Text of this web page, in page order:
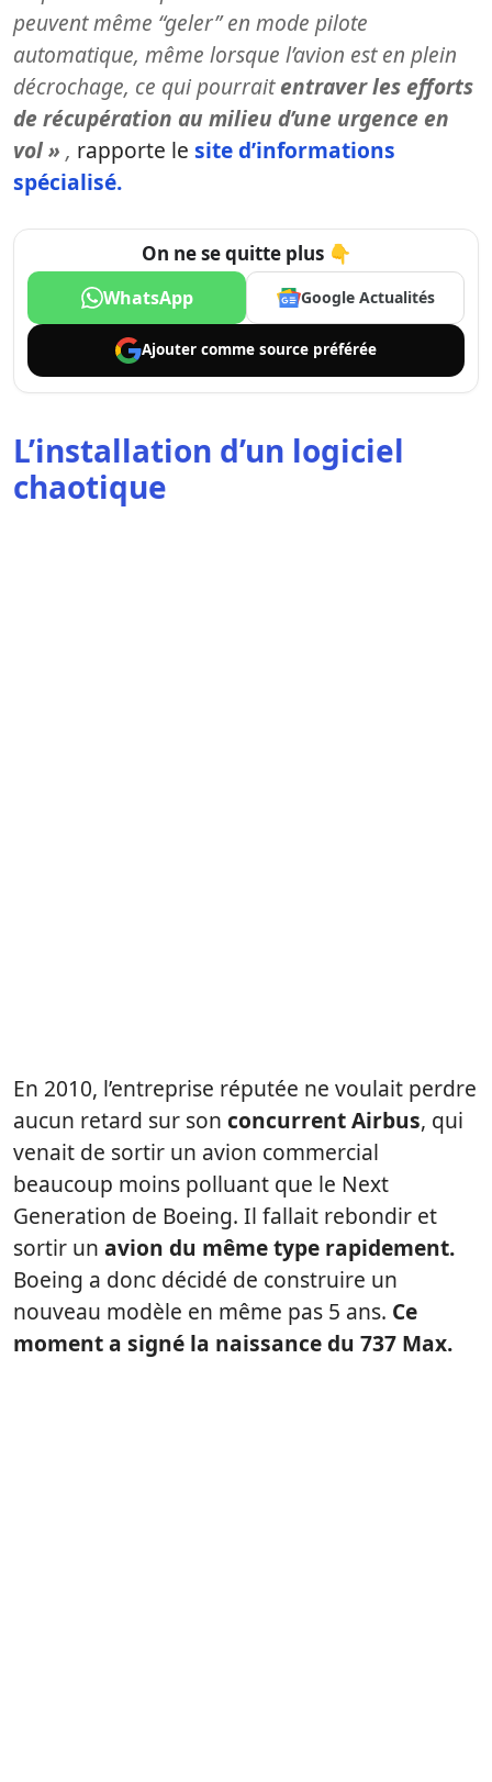
peuvent même “geler” en mode pilote
automatique, même lorsque l’avion est en plein
décrochage, ce qui pourraitentraver les efforts
de récupération au milieu d’une urgence en
vol » , rapporte le site d’informations
spécialisé.
On ne se quitte plus 👇
WhatsApp Google Actualités
Ajouter comme source préférée
L’installation d’un logiciel
chaotique
En 2010, l’entreprise réputée ne voulait perdre
aucun retard sur son concurrent Airbus, qui
venait de sortir un avion commercial
beaucoup moins polluant que le Next
Generation de Boeing. Il fallait rebondir et
sortir un avion du même type rapidement.
Boeing a donc décidé de construire un
nouveau modèle en même pas 5 ans. Ce
moment a signé la naissance du 737 Max.